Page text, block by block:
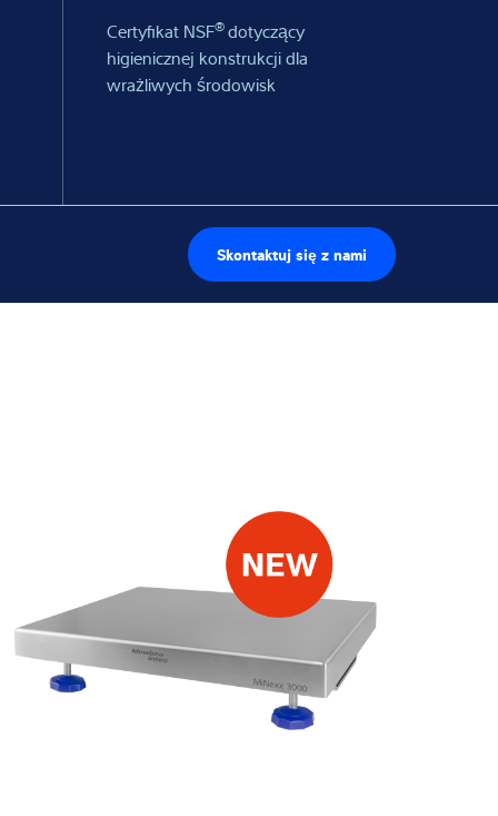
Certyfikat NSF®dotyczący
higienicznej konstrukcji dla
wrażliwych środowisk
Skontaktuj się z nami